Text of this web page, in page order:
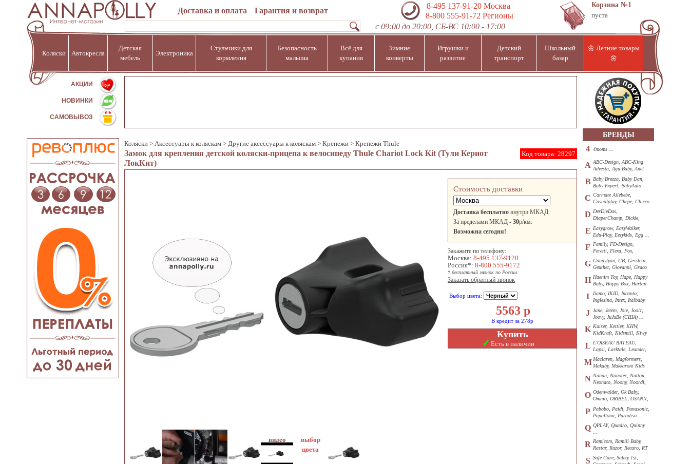
Доставка и оплата Гарантия и возврат
8-495 137-91-20Москва
8-800 555-91-72 Регионы
с 09:00 до 20:00, СБ-ВС 10:00 - 17:00
Корзина №1
пуста
Коляски Автокресла
Детская
мебель
Электроника
Стульчики для
кормления
Безопасность
малыша
Всё для
купания
Зимние
конверты
Игрушки и
развитие
Детский
транспорт
Школьный
базар
🌼 Летние товары
🌼
АКЦИИ %
НОВИНКИ
САМОВЫВОЗ
Коляски > Аксессуары к коляскам > Другие аксессуары к коляскам > Крепежи > Крепежи Thule
Код товара: 28297
Замок для крепления детской коляски-прицепа к велосипеду Thule Chariot Lock Kit (Тули Кериот
ЛокКит)
Стоимость доставки
Доставка бесплатно внутри МКАД.
За пределами МКАД - 30р/км.
Возможна сегодня!
Закажите по телефону:
Москва: 8-495 137-9120
Россия*: 8-800 555-9172
* бесплатный звонок по России.
Заказать обратный звонок
Выбор цвета:
5563 р
В кредит за 278р
Купить
✓ Есть в наличии
выбор
цвета
БРЕНДЫ
4 4moms ...
A ABC-Design, ABC-King
Advesta, Agu Baby, Anel
B Baby Brezza, Baby Dan,
Baby Expert, BabyAuto ...
C Carmate Ailebebe,
Casualplay, Chepe, Chicco
D DerDieDas,
DiaperChamp, Dickie,
E Easygrow, EasyWalker,
Edu-Play, Eezykids, Egg ...
F
Family, FD-Design,
Feretti, Flexa, Fox,
G Gandylyan, GB, Gesslein,
Geuther, Giovanni, Graco
H Haenim Toy, Hape, Happy
Baby, Happy Box, Hartan
I
Iiamo, IKID, Incanto,
Inglesina, Intex, Italbaby
J
Jane, Jetem, Joie, Joolz,
Joovy, JuJuBe (США) ...
K Kaiser, Kettler, KHW,
KidKraft, Kidsmill, Kiwy
L L'OISEAU BATEAU,
Lapsi, Larktale, Leander,
M Maclaren, Magformers,
Makaby, Makkaroni Kids
N Nanan, Nanotec, Nattou,
Neonato, Noony, Noordi,
O Odenwalder, Ok Baby,
Omnio, ORIBEL, OSANN,
P Pabobo, Paidi, Panasonic,
Papallona, Paradiso ...
Q QPLAY, Quadro, Quinny
R Ramicom, Ramili Baby,
Rastar, Razor, Recaro, RT
S Safe Care, Safety 1st,